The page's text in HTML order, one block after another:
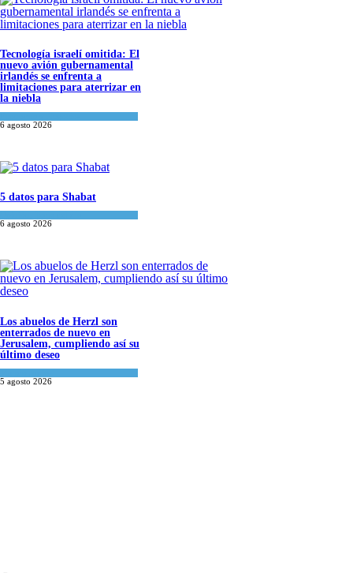
Tecnología israelí omitida: El
nuevo avión gubernamental
irlandés se enfrenta a
limitaciones para aterrizar en
la niebla
6 agosto 2026
5 datos para Shabat
6 agosto 2026
Los abuelos de Herzl son
enterrados de nuevo en
Jerusalem, cumpliendo así su
último deseo
5 agosto 2026